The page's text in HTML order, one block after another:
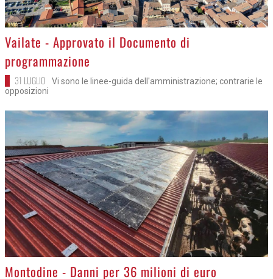
>
Vailate - Approvato il Documento di
programmazione
31 LUGLIO
Vi sono le linee-guida dell'amministrazione; contrarie le
opposizioni
>Montodine - Danni per 36 milioni di euro